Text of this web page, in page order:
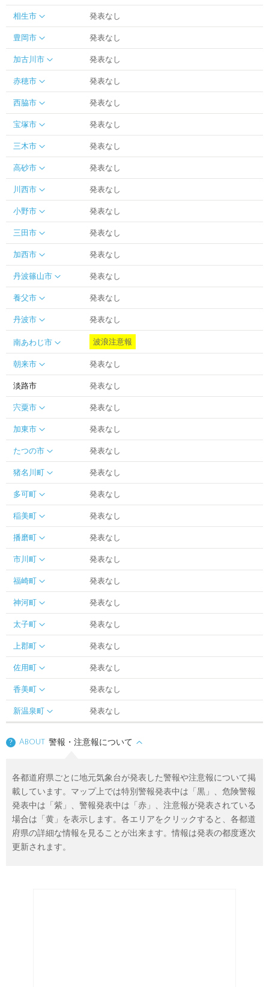
相生市 発表なし
豊岡市 発表なし
加古川市 発表なし
赤穂市 発表なし
西脇市 発表なし
宝塚市 発表なし
三木市 発表なし
高砂市 発表なし
川西市 発表なし
小野市 発表なし
三田市 発表なし
加西市 発表なし
丹波篠山市 発表なし
養父市 発表なし
丹波市 発表なし
南あわじ市 波浪注意報
朝来市 発表なし
淡路市 発表なし
宍粟市 発表なし
加東市 発表なし
たつの市 発表なし
猪名川町 発表なし
多可町 発表なし
稲美町 発表なし
播磨町 発表なし
市川町 発表なし
福崎町 発表なし
神河町 発表なし
太子町 発表なし
上郡町 発表なし
佐用町 発表なし
香美町 発表なし
新温泉町 発表なし
? About 警報・注意報について
各都道府県ごとに地元気象台が発表した警報や注意報について掲
載しています。マップ上では特別警報発表中は「黒」、危険警報
発表中は「紫」、警報発表中は「赤」、注意報が発表されている
場合は「黄」を表示します。各エリアをクリックすると、各都道
府県の詳細な情報を見ることが出来ます。情報は発表の都度逐次
更新されます。